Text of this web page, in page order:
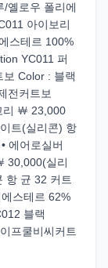
/옐로우 폴리에
아이보리
스테르 100%
YC011 퍼
Color : 블랙
전커트보
리 ￦ 23,000
트(실리콘) 항
에어로실버
30,000(실리
항 균 32 커트
스테르 62%
블랙
프쿨비씨커트